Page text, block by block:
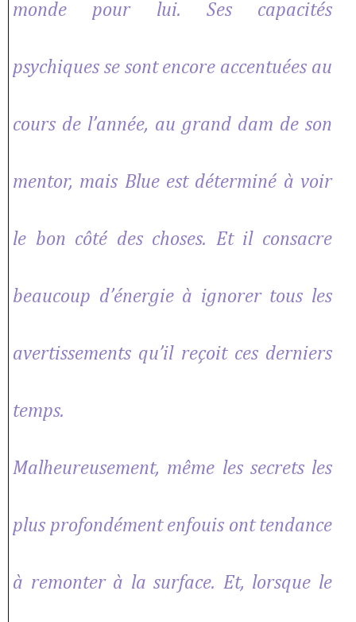
monde pour lui. Ses capacités
psychiques se sont encore accentuées au
cours de l’année, au grand dam de son
mentor, mais Blue est déterminé à voir
le bon côté des choses. Et il consacre
beaucoup d’énergie à ignorer tous les
avertissements qu’il reçoit ces derniers
temps.
Malheureusement, même les secrets les
plus profondément enfouis ont tendance
à remonter à la surface. Et, lorsque le